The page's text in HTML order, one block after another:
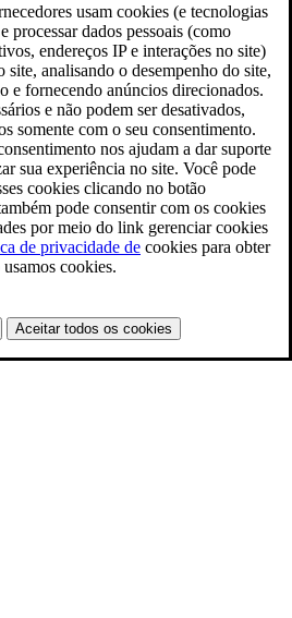
usam cookies (e tecnologias
processar dados pessoais (como
endereços IP e interações no site)
site, analisando o desempenho do site,
e fornecendo anúncios direcionados.
e não podem ser desativados,
somente com o seu consentimento.
nos ajudam a dar suporte
sua experiência no site. Você pode
cookies clicando no botão
pode consentir com os cookies
por meio do link gerenciar cookies
de privacidade de cookies para obter
cookies.
Aceitar todos os cookies